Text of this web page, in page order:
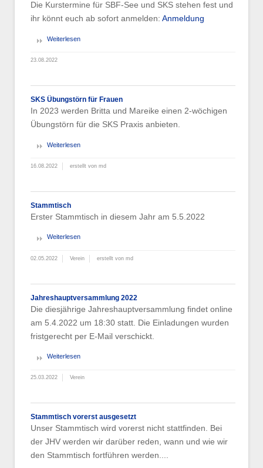
Die Kurstermine für SBF-See und SKS stehen fest und
ihr könnt euch ab sofort anmelden:Anmeldung
Weiterlesen
23.08.2022
SKS Übungstörn für Frauen
In 2023 werden Britta und Mareike einen 2-wöchigen
Übungstörn für die SKS Praxis anbieten.
Weiterlesen
16.08.2022 erstellt von md
Stammtisch
Erster Stammtisch in diesem Jahr am 5.5.2022
Weiterlesen
02.05.2022 Verein erstellt von md
Jahreshauptversammlung 2022
Die diesjährige Jahreshauptversammlung findet online
am 5.4.2022 um 18:30 statt. Die Einladungen wurden
fristgerecht per E-Mail verschickt.
Weiterlesen
25.03.2022 Verein
Stammtisch vorerst ausgesetzt
Unser Stammtisch wird vorerst nicht stattfinden. Bei
der JHV werden wir darüber reden, wann und wie wir
den Stammtisch fortführen werden....